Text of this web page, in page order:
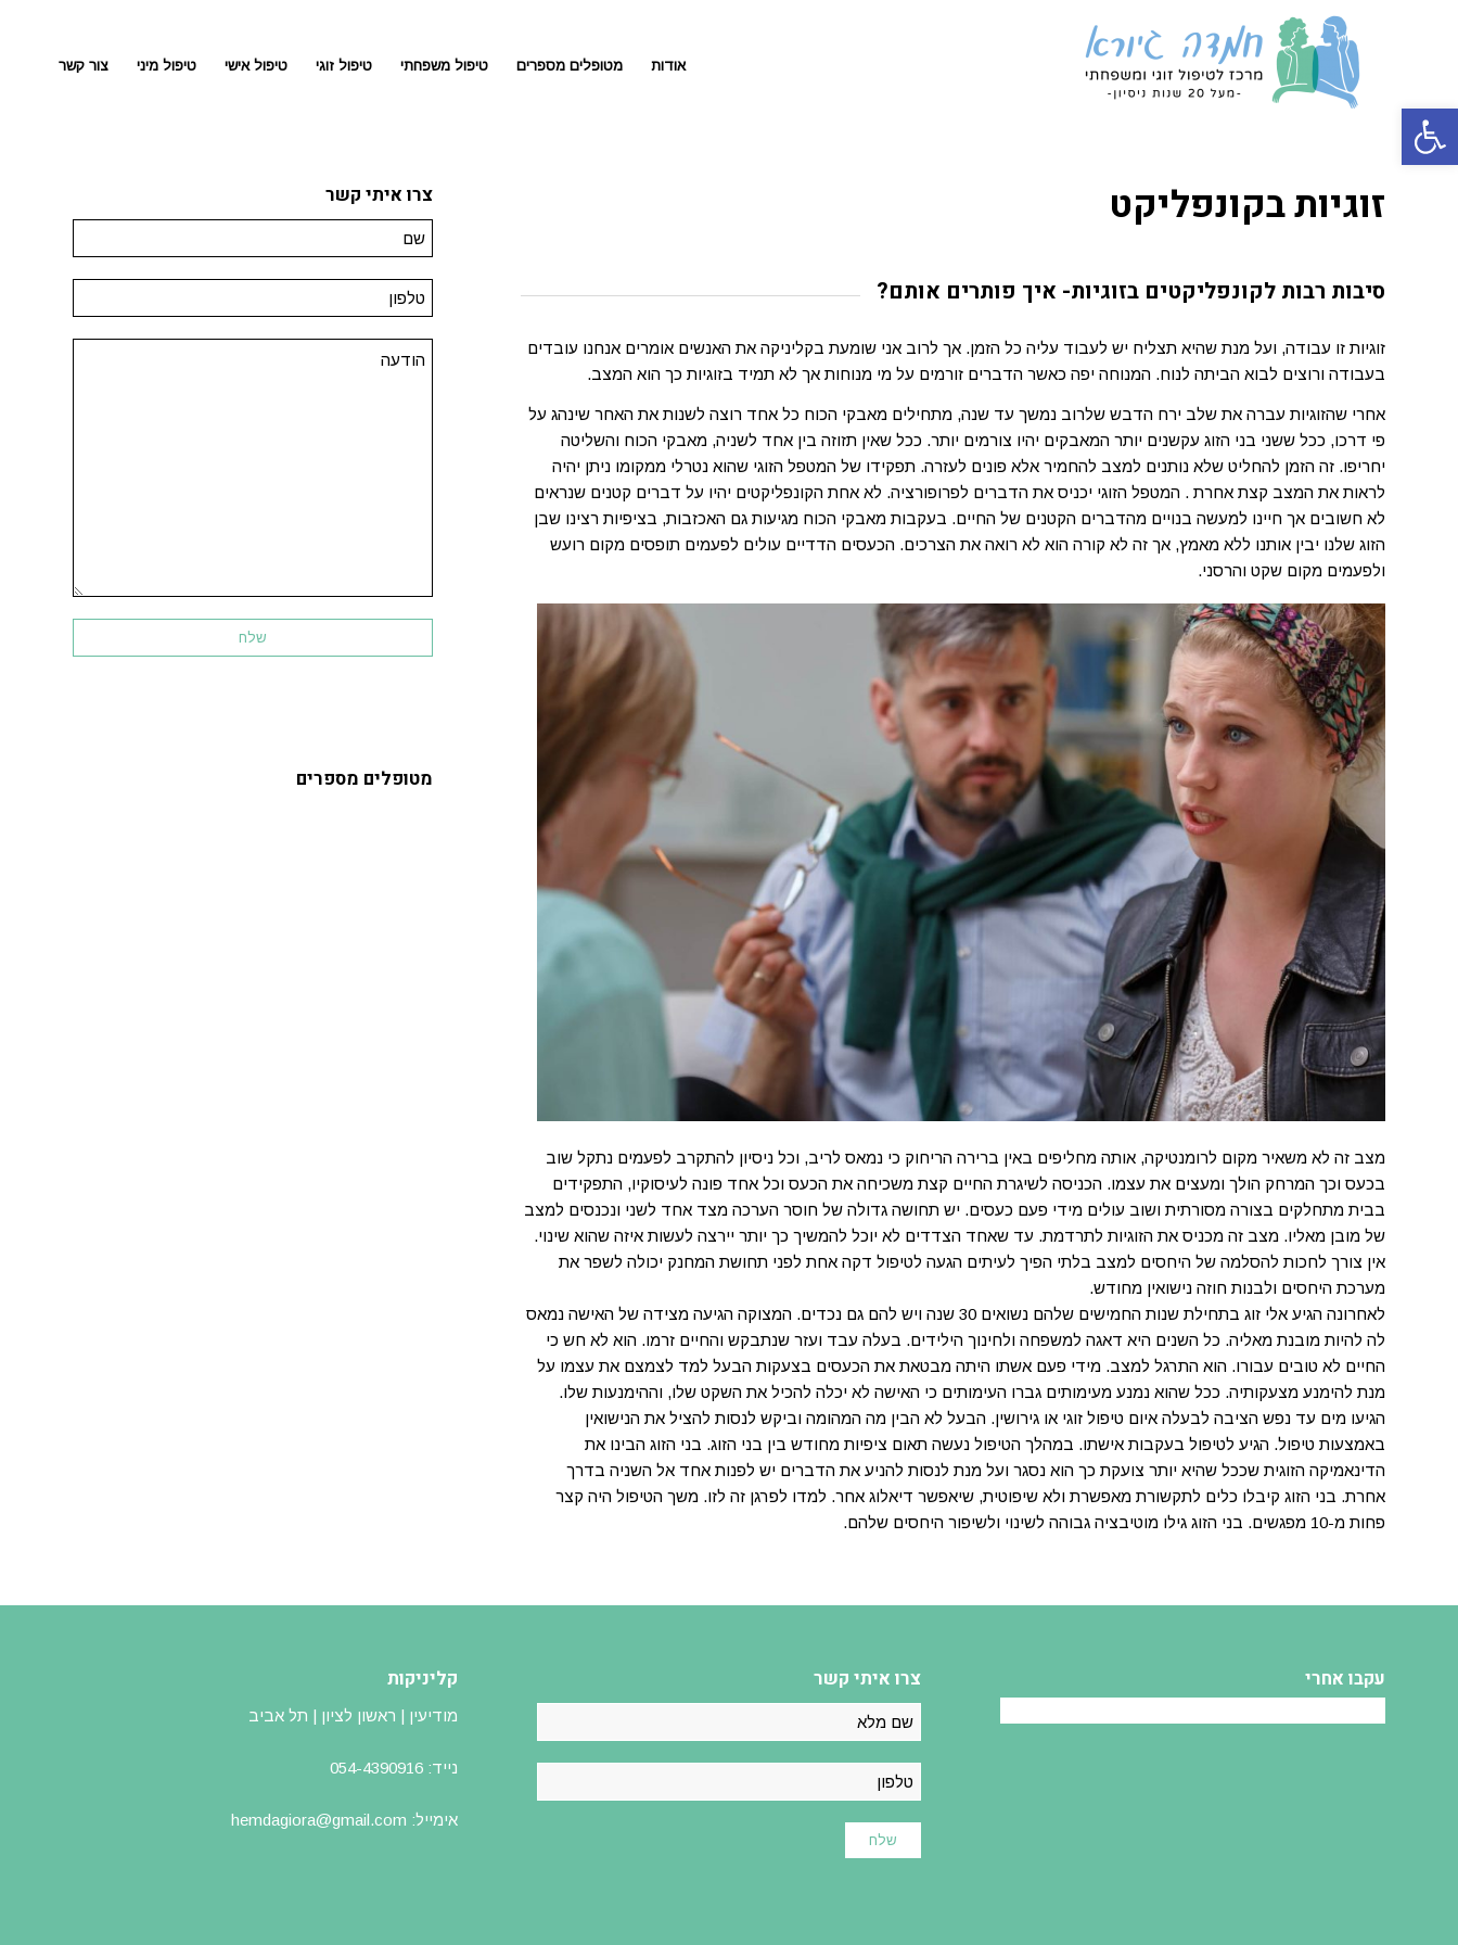
פתח סרגל נגישות
אודות מטופלים מספרים טיפול משפחתי טיפול זוגי טיפול אישי טיפול מיני צור קשר
זוגיות בקונפליקט
סיבות רבות לקונפליקטים בזוגיות- איך פותרים אותם?
זוגיות זו עבודה, ועל מנת שהיא תצליח יש לעבוד עליה כל הזמן. אך לרוב אני שומעת בקליניקה את האנשים אומרים אנחנו עובדים
בעבודה ורוצים לבוא הביתה לנוח. המנוחה יפה כאשר הדברים זורמים על מי מנוחות אך לא תמיד בזוגיות כך הוא המצב.
אחרי שהזוגיות עברה את שלב ירח הדבש שלרוב נמשך עד שנה, מתחילים מאבקי הכוח כל אחד רוצה לשנות את האחר שינהג על
פי דרכו, ככל ששני בני הזוג עקשנים יותר המאבקים יהיו צורמים יותר. ככל שאין תזוזה בין אחד לשניה, מאבקי הכוח והשליטה
יחריפו. זה הזמן להחליט שלא נותנים למצב להחמיר אלא פונים לעזרה. תפקידו של המטפל הזוגי שהוא נטרלי ממקומו ניתן יהיה
לראות את המצב קצת אחרת . המטפל הזוגי יכניס את הדברים לפרופורציה. לא אחת הקונפליקטים יהיו על דברים קטנים שנראים
לא חשובים אך חיינו למעשה בנויים מהדברים הקטנים של החיים. בעקבות מאבקי הכוח מגיעות גם האכזבות, בציפיות רצינו שבן
הזוג שלנו יבין אותנו ללא מאמץ, אך זה לא קורה הוא לא רואה את הצרכים. הכעסים הדדיים עולים לפעמים תופסים מקום רועש
ולפעמים מקום שקט והרסני.
מצב זה לא משאיר מקום לרומנטיקה, אותה מחליפים באין ברירה הריחוק כי נמאס לריב, וכל ניסיון להתקרב לפעמים נתקל שוב
בכעס וכך המרחק הולך ומעצים את עצמו. הכניסה לשיגרת החיים קצת משכיחה את הכעס וכל אחד פונה לעיסוקיו, התפקידים
בבית מתחלקים בצורה מסורתית ושוב עולים מידי פעם כעסים. יש תחושה גדולה של חוסר הערכה מצד אחד לשני ונכנסים למצב
של מובן מאליו. מצב זה מכניס את הזוגיות לתרדמת. עד שאחד הצדדים לא יוכל להמשיך כך יותר יירצה לעשות איזה שהוא שינוי.
אין צורך לחכות להסלמה של היחסים למצב בלתי הפיך לעיתים הגעה לטיפול דקה אחת לפני תחושת המחנק יכולה לשפר את
מערכת היחסים ולבנות חוזה נישואין מחודש.
לאחרונה הגיע אלי זוג בתחילת שנות החמישים שלהם נשואים 30 שנה ויש להם גם נכדים. המצוקה הגיעה מצידה של האישה נמאס
לה להיות מובנת מאליה. כל השנים היא דאגה למשפחה ולחינוך הילידים. בעלה עבד ועזר שנתבקש והחיים זרמו. הוא לא חש כי
החיים לא טובים עבורו. הוא התרגל למצב. מידי פעם אשתו היתה מבטאת את הכעסים בצעקות הבעל למד לצמצם את עצמו על
מנת להימנע מצעקותיה. ככל שהוא נמנע מעימותים גברו העימותים כי האישה לא יכלה להכיל את השקט שלו, וההימנעות שלו.
הגיעו מים עד נפש הציבה לבעלה איום טיפול זוגי או גירושין. הבעל לא הבין מה המהומה וביקש לנסות להציל את הנישואין
באמצעות טיפול. הגיע לטיפול בעקבות אישתו. במהלך הטיפול נעשה תאום ציפיות מחודש בין בני הזוג. בני הזוג הבינו את
הדינאמיקה הזוגית שככל שהיא יותר צועקת כך הוא נסגר ועל מנת לנסות להניע את הדברים יש לפנות אחד אל השניה בדרך
אחרת. בני הזוג קיבלו כלים לתקשורת מאפשרת ולא שיפוטית, שיאפשר דיאלוג אחר. למדו לפרגן זה לזו. משך הטיפול היה קצר
פחות מ-10 מפגשים. בני הזוג גילו מוטיבציה גבוהה לשינוי ולשיפור היחסים שלהם.
צרו איתי קשר
מטופלים מספרים
קליניקות
מודיעין | ראשון לציון | תל אביב
נייד: 054-4390916
אימייל: hemdagiora@gmail.com
צרו איתי קשר עקבו אחרי